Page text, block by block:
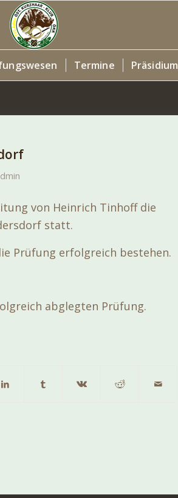
Termine Präsidium
von Heinrich Tinhoff die
statt.
Prüfung erfolgreich bestehen.
abglegten Prüfung.